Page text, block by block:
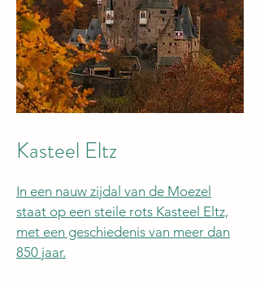
Kasteel Eltz
In een nauw zijdal van de Moezel
staat op een steile rots Kasteel Eltz,
met een geschiedenis van meer dan
850 jaar.